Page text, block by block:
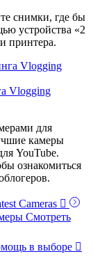
снимки, где бы
устройства «2
принтера.
Vlogging
Vlogging
для
камеры
YouTube.
ознакомиться
Cameras 
Смотреть
в выборе 